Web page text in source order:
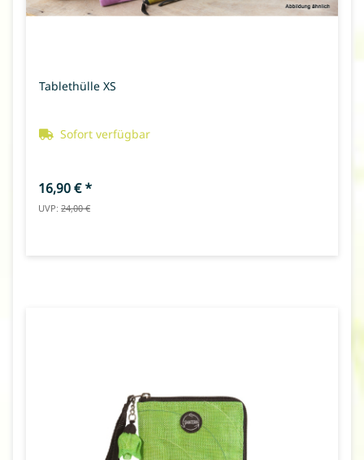
Tablethülle XS
Sofort verfügbar
16,90 €*
UVP: 24,00 €